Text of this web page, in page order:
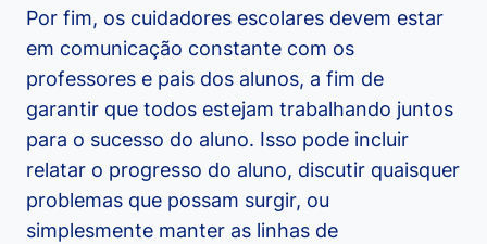
Por fim, os cuidadores escolares devem estar
em comunicação constante com os
professores e pais dos alunos, a fim de
garantir que todos estejam trabalhando juntos
para o sucesso do aluno. Isso pode incluir
relatar o progresso do aluno, discutir quaisquer
problemas que possam surgir, ou
simplesmente manter as linhas de